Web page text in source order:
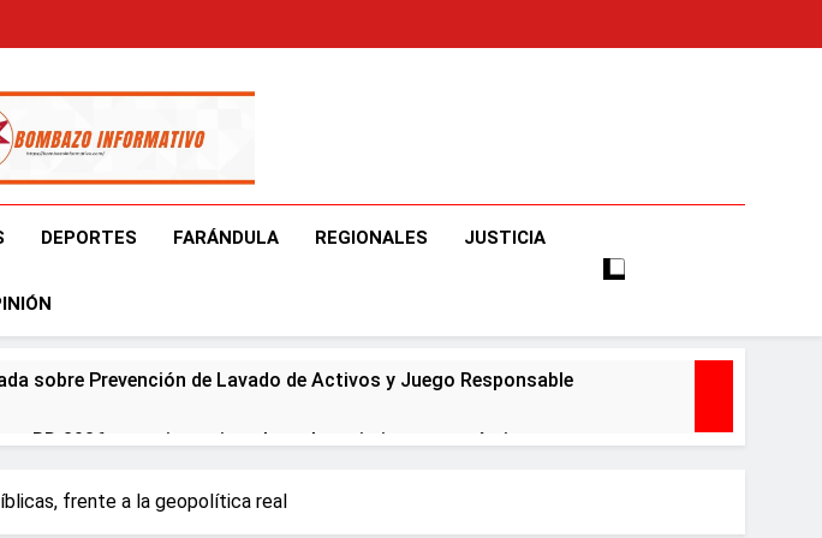
Informativo
DEPORTES FARÁNDULA REGIONALES JUSTICIA
sobre Prevención de Lavado de Activos y Juego Responsable
RD 2036 con miras a impulsar el crecimiento económico
EU
frente a la geopolítica real